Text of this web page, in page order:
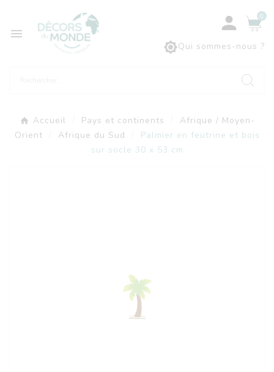

Qui sommes-nous ?
 0
Accueil Pays et continents
Afrique / Moyen-
Orient
Afrique du Sud
Palmier en feutrine et bois
sur socle 30 x 53 cm